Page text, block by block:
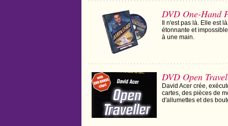
DVD One-Hand
Il n'est pas là. Elle est
étonnante et
à une main.
DVD Open
David Acer crée,
cartes, des pièces de
d'allumettes et des